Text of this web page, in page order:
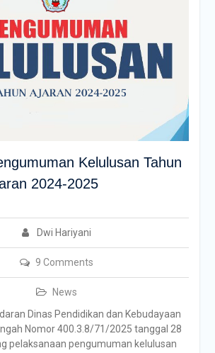
Kelulusan Tahun
2024-2025
Dwi Hariyani
9 Comments
News
Dinas Pendidikan dan Kebudayaan
Nomor 400.3.8/71/2025 tanggal 28
pelaksanaan pengumuman kelulusan